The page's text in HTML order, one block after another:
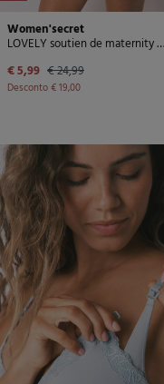
Women'secret
LOVELY soutien de maternity de algodão branco
€ 5,99 € 24,99
Desconto€ 19,00